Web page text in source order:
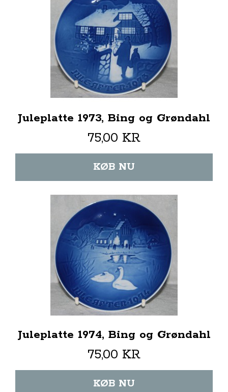
Juleplatte 1973, Bing og Grøndahl
75,00 KR
KØB NU
Juleplatte 1974, Bing og Grøndahl
75,00 KR
KØB NU